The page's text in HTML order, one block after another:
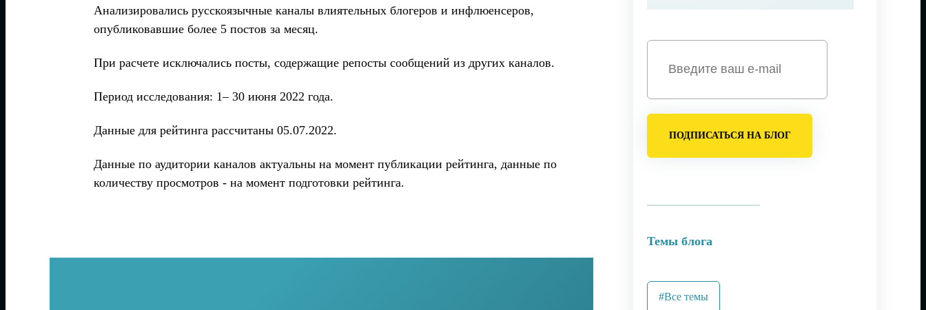
Анализировались русскоязычные каналы влиятельных блогеров и инфлюенсеров,
опубликовавшие более 5 постов за месяц.
При расчете исключались посты, содержащие репосты сообщений из других каналов.
Период исследования: 1– 30 июня 2022 года.
Данные для рейтинга рассчитаны 05.07.2022.
Данные по аудитории каналов актуальны на момент публикации рейтинга, данные по
количеству просмотров - на момент подготовки рейтинга.
ПОДПИСАТЬСЯ НА БЛОГ
Темы блога
#Все темы